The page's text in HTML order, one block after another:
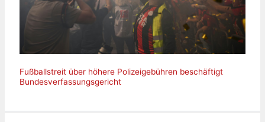
Fußballstreit über höhere Polizeigebühren beschäftigt
Bundesverfassungsgericht